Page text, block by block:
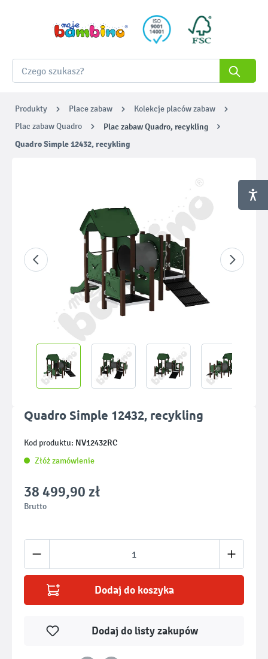
Produkty Place zabaw
Kolekcje placów zabaw
Plac zabaw Quadro
Plac zabaw Quadro, recykling
Quadro Simple 12432, recykling
Quadro Simple 12432, recykling
Kod produktu: NV12432RC
Złóż zamówienie
38 499,90 zł
Brutto
Ilość produktu: Wprowadź żądaną ilość
Dodaj do koszyka
Dodaj do listy zakupów